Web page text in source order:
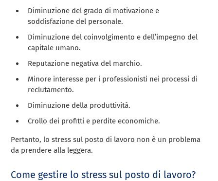
Diminuzione del grado di motivazione e
soddisfazione del personale.
Diminuzione del coinvolgimento e dell’impegno del
capitale umano.
Reputazione negativa del marchio.
Minore interesse per i professionisti nei processi di
reclutamento.
Diminuzione della produttività.
Crollo dei profitti e perdite economiche.
Pertanto, lo stress sul posto di lavoro non è un problema
da prendere alla leggera.
Come gestire lo stress sul posto di lavoro?